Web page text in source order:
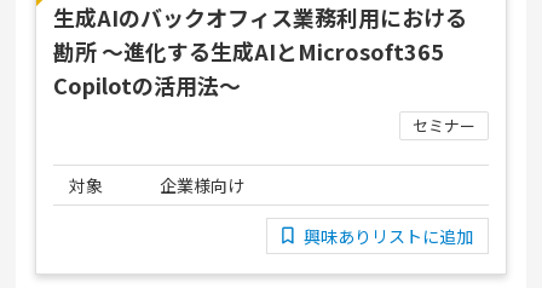
生成AIのバックオフィス業務利用における
勘所 ～進化する生成AIとMicrosoft365
Copilotの活用法～
セミナー
対象 企業様向け
興味ありリストに追加